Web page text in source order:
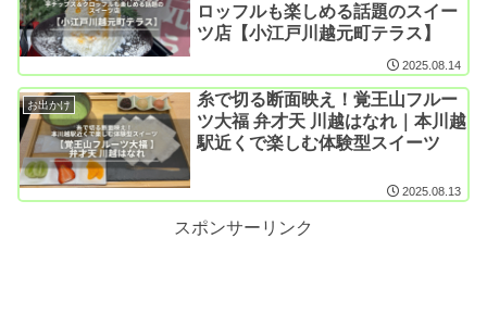
ロッフルも楽しめる話題のスイー
ツ店【小江戸川越元町テラス】
2025.08.14
お出かけ
糸で切る断面映え！覚王山フルー
ツ大福 弁才天 川越はなれ｜本川越
駅近くで楽しむ体験型スイーツ
2025.08.13
スポンサーリンク